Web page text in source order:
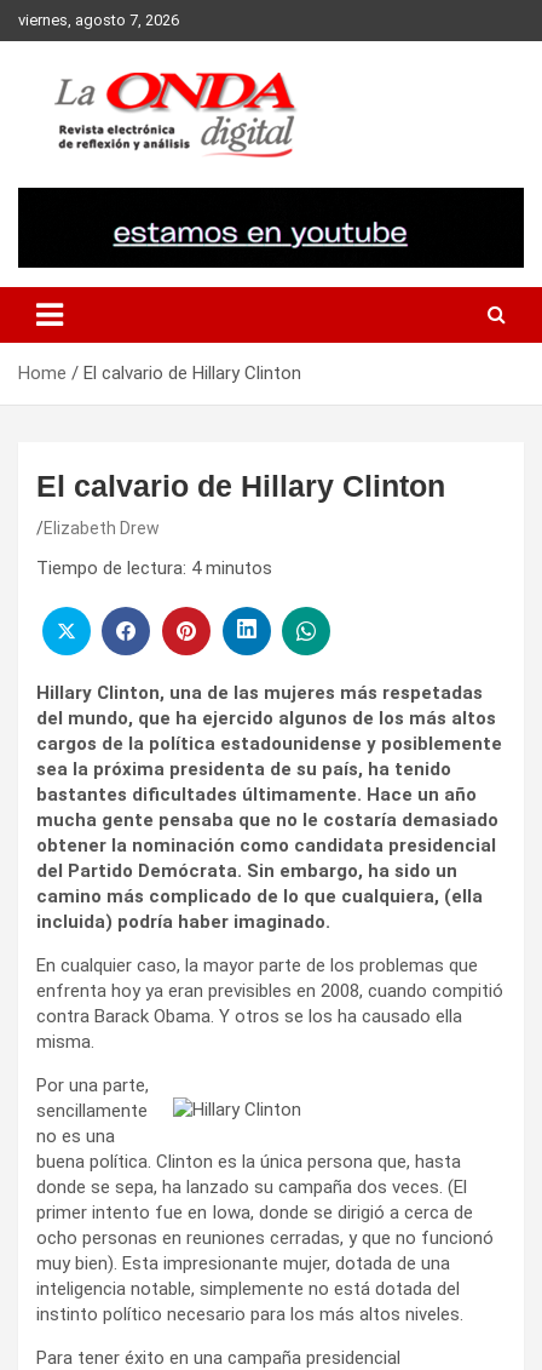
Skip
to
viernes, agosto 7, 2026
Home El calvario de Hillary Clinton
El calvario de Hillary Clinton
Elizabeth Drew
Tiempo de lectura: 4 minutos
Hillary Clinton, una de las mujeres más respetadas
del mundo, que ha ejercido algunos de los más altos
cargos de la política estadounidense y posiblemente
sea la próxima presidenta de su país, ha tenido
bastantes dificultades últimamente. Hace un año
mucha gente pensaba que no le costaría demasiado
obtener la nominación como candidata presidencial
del Partido Demócrata. Sin embargo, ha sido un
camino más complicado de lo que cualquiera, (ella
incluida) podría haber imaginado.
En cualquier caso, la mayor parte de los problemas que
enfrenta hoy ya eran previsibles en 2008, cuando compitió
contra Barack Obama. Y otros se los ha causado ella
misma.
Por una parte,
sencillamente
no es una
buena política. Clinton es la única persona que, hasta
donde se sepa, ha lanzado su campaña dos veces. (El
primer intento fue en Iowa, donde se dirigió a cerca de
ocho personas en reuniones cerradas, y que no funcionó
muy bien). Esta impresionante mujer, dotada de una
inteligencia notable, simplemente no está dotada del
instinto político necesario para los más altos niveles.
Para tener éxito en una campaña presidencial